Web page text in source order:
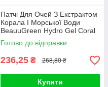
Патчі Для Очей З Екстрактом
Корала І Морської Води
BeauuGreen Hydro Gel Coral
& Aqua Eye Patch (Стандарт)
Готово до відправки
236,25 ₴ 268,80 ₴
Купити